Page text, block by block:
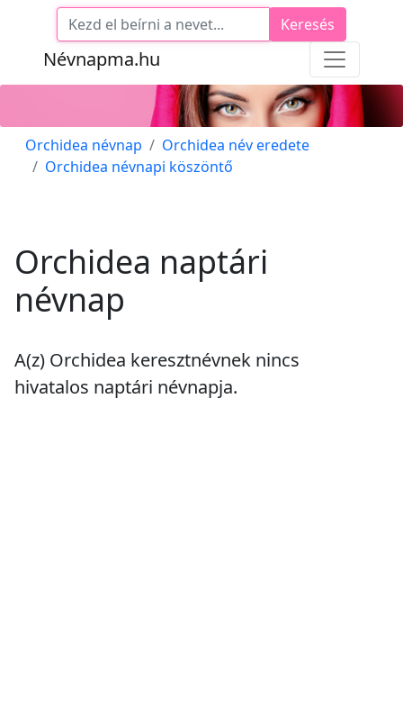
Névnapma.hu
Keresés
Orchidea névnap
Orchidea név eredete
Orchidea névnapi köszöntő
Orchidea naptári
névnap
A(z) Orchidea keresztnévnek nincs
hivatalos naptári névnapja.